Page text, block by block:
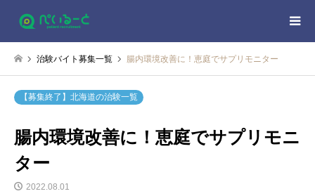
治験バイト募集一覧 腸内環境改善に！恵庭でサプリモニター
【募集終了】北海道の治験一覧
腸内環境改善に！恵庭でサプリモニ
ター
2022.08.01